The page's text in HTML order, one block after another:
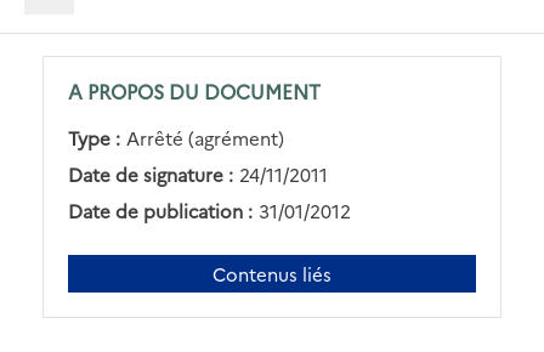
A PROPOS DU DOCUMENT
Type : Arrêté (agrément)
Date de signature : 24/11/2011
Date de publication : 31/01/2012
Contenus liés